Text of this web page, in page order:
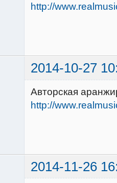
http://
2014-10-27
Авторская
http://
2014-11-26